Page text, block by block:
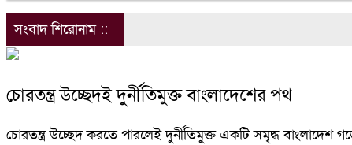
সংবাদ শিরোনাম ::
চোরতন্ত্র উচ্ছেদই দুর্নীতিমুক্ত বাংলাদেশের পথ
চোরতন্ত্র উচ্ছেদ করতে পারলেই দুর্নীতিমুক্ত একটি সমৃদ্ধ